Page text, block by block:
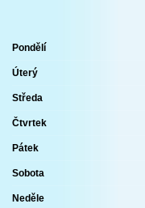
Pondělí
Úterý
Středa
Čtvrtek
Pátek
Sobota
Neděle